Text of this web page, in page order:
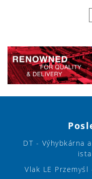
DT - Výhybkárna
Vlak LE